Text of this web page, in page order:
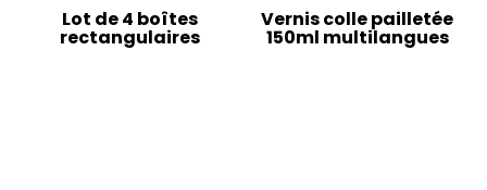
Lot de 4 boîtes
rectangulaires
Vernis colle pailletée
150ml multilangues